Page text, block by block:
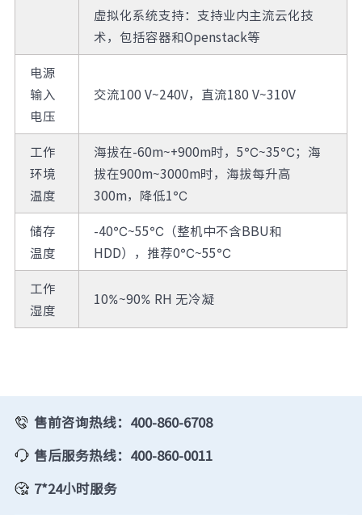
虚拟化系统支持：支持业内主流云化技
术，包括容器和Openstack等
电源
输入
电压
交流100 V~240V，直流180 V~310V
工作
环境
温度
海拔在-60m~+900m时，5℃~35℃；海
拔在900m~3000m时，海拔每升高
300m，降低1℃
储存
温度
-40℃~55℃（整机中不含BBU和
HDD），推荐0℃~55℃
工作
湿度
10%~90% RH 无冷凝
售前咨询热线：400-860-6708
售后服务热线：400-860-0011
7*24小时服务